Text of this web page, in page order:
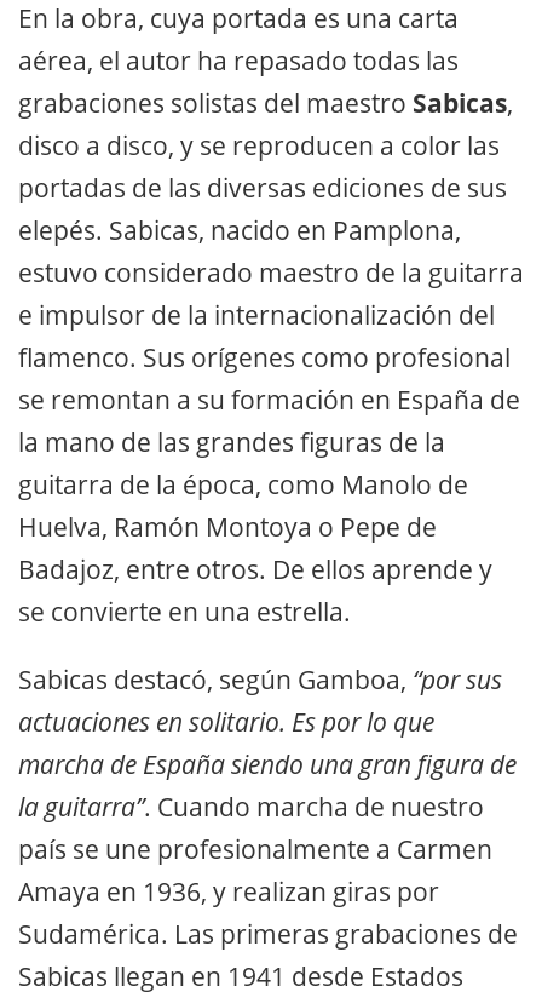
En la obra, cuya portada es una carta
aérea, el autor ha repasado todas las
grabaciones solistas del maestro Sabicas,
disco a disco, y se reproducen a color las
portadas de las diversas ediciones de sus
elepés. Sabicas, nacido en Pamplona,
estuvo considerado maestro de la guitarra
e impulsor de la internacionalización del
flamenco. Sus orígenes como profesional
se remontan a su formación en España de
la mano de las grandes figuras de la
guitarra de la época, como Manolo de
Huelva, Ramón Montoya o Pepe de
Badajoz, entre otros. De ellos aprende y
se convierte en una estrella.
Sabicas destacó, según Gamboa, “por sus
actuaciones en solitario. Es por lo que
marcha de España siendo una gran figura de
la guitarra”. Cuando marcha de nuestro
país se une profesionalmente a Carmen
Amaya en 1936, y realizan giras por
Sudamérica. Las primeras grabaciones de
Sabicas llegan en 1941 desde Estados